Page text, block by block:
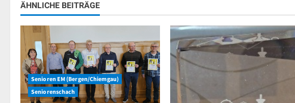
ÄHNLICHE BEITRÄGE
Senioren EM (Bergen/Chiemgau)
Seniorenschach